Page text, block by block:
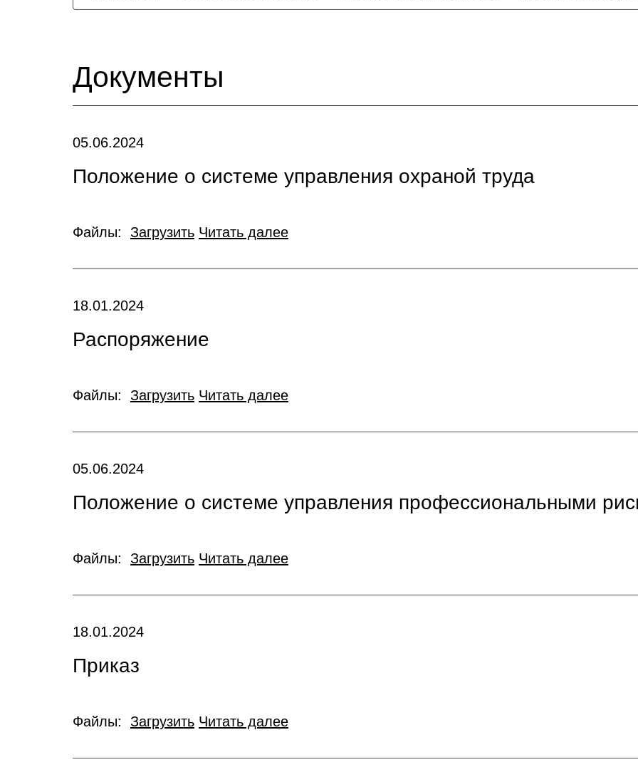
Документы
05.06.2024
Положение о системе управления охраной труда
Файлы: Загрузить Читать далее
18.01.2024
Распоряжение
Файлы: Загрузить Читать далее
05.06.2024
Положение о системе управления профессиональными
Файлы: Загрузить Читать далее
18.01.2024
Приказ
Файлы: Загрузить Читать далее